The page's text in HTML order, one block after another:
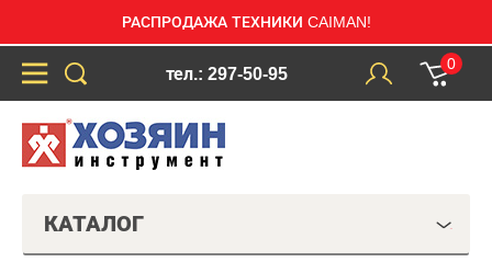
РАСПРОДАЖА ТЕХНИКИ CAIMAN!
тел.: 297-50-95
0
КАТАЛОГ